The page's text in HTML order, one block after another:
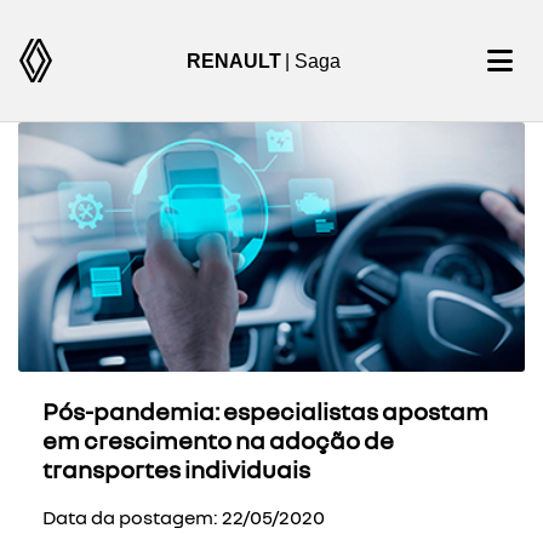
RENAULT | Saga
Pós-pandemia: especialistas apostam
em crescimento na adoção de
transportes individuais
Data da postagem: 22/05/2020